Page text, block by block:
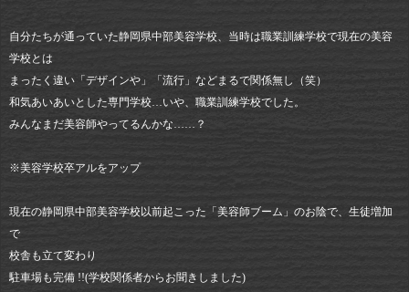
自分たちが通っていた静岡県中部美容学校、当時は職業訓練学校で現在の美容
学校とは
まったく違い「デザインや」「流行」などまるで関係無し（笑）
和気あいあいとした専門学校…いや、職業訓練学校でした。
みんなまだ美容師やってるんかな……？
※美容学校卒アルをアップ
現在の静岡県中部美容学校以前起こった「美容師ブーム」のお陰で、生徒増加
で
校舎も立て変わり
駐車場も完備 !!(学校関係者からお聞きしました)